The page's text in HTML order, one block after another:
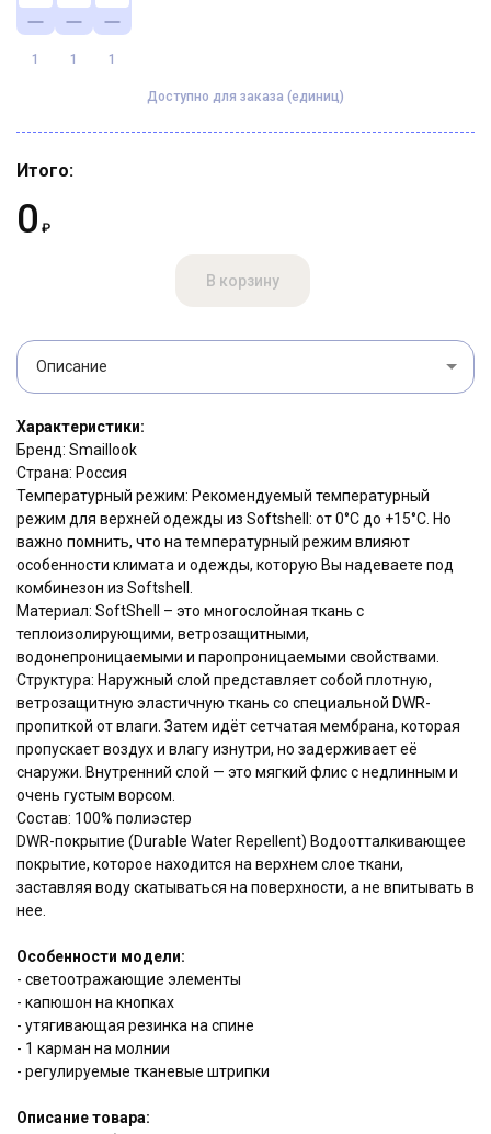
1 1 1
Доступно для заказа (единиц)
Итого:
0 ₽
В корзину
Описание
Характеристики:
Бренд: Smaillook
Страна: Россия
Температурный режим: Рекомендуемый температурный
режим для верхней одежды из Softshell: от 0°С до +15°С. Но
важно помнить, что на температурный режим влияют
особенности климата и одежды, которую Вы надеваете под
комбинезон из Softshell.
Материал: SoftShell – это многослойная ткань с
теплоизолирующими, ветрозащитными,
водонепроницаемыми и паропроницаемыми свойствами.
Структура: Наружный слой представляет собой плотную,
ветрозащитную эластичную ткань со специальной DWR-
пропиткой от влаги. Затем идёт сетчатая мембрана, которая
пропускает воздух и влагу изнутри, но задерживает её
снаружи. Внутренний слой — это мягкий флис с недлинным и
очень густым ворсом.
Состав: 100% полиэстер
DWR-покрытие (Durable Water Repellent) Водоотталкивающее
покрытие, которое находится на верхнем слое ткани,
заставляя воду скатываться на поверхности, а не впитывать в
нее.
Особенности модели:
- светоотражающие элементы
- капюшон на кнопках
- утягивающая резинка на спине
- 1 карман на молнии
- регулируемые тканевые штрипки
Описание товара: